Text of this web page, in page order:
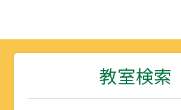
教室検索